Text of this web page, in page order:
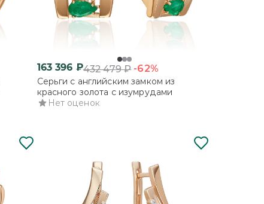
163 396 ₽432 479₽ -62%
Серьги с английским замком из
красного золота с изумрудами
Нет оценок